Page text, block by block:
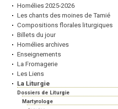
Homélies 2025-2026
Les chants des moines de Tamié
Compositions florales liturgiques
Billets du jour
Homélies archives
Enseignements
La Fromagerie
Les Liens
La Liturgie
Dossiers de Liturgie
Martyrologe